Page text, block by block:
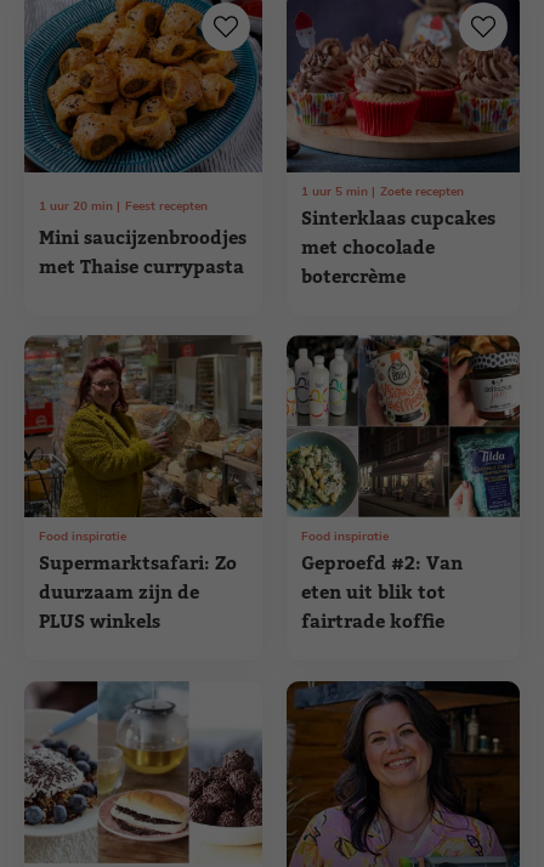
Mini saucijzenbroodjes
met Thaise currypasta
1 uur 20 min Feest recepten
Sinterklaas cupcakes
met chocolade
botercrème
1 uur 5 min Zoete recepten
Supermarktsafari: Zo
duurzaam zijn de
PLUS winkels
Food inspiratie
Geproefd #2: Van
eten uit blik tot
fairtrade koffie
Food inspiratie